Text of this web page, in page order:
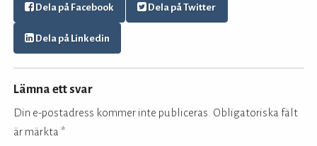
Dela på Facebook Dela på Twitter
Dela på Linkedin
Lämna ett svar
Din e-postadress kommer inte publiceras. Obligatoriska fält
är märkta *